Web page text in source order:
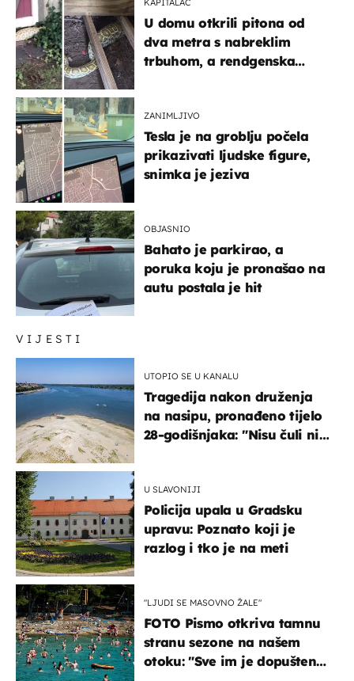
VIJESTI
UTOPIO SE U KANALU
Tragedija nakon druženja
na nasipu, pronađeno tijelo
28-godišnjaka: "Nisu čuli ni
U SLAVONIJI
Policija upala u Gradsku
upravu: Poznato koji je
razlog i tko je na meti
"LJUDI SE MASOVNO ŽALE"
FOTO Pismo otkriva tamnu
stranu sezone na našem
otoku: "Sve im je dopušteno!
U domu otkrili pitona od
dva metra s nabreklim
trbuhom, a rendgenska
ZANIMLJIVO
Tesla je na groblju počela
prikazivati ljudske figure,
snimka je jeziva
OBJASNIO
Bahato je parkirao, a
poruka koju je pronašao na
autu postala je hit